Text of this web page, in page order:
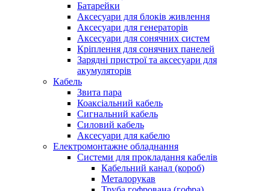
Батарейки
Аксесуари для блоків живлення
Аксесуари для генераторів
Аксесуари для сонячних систем
Кріплення для сонячних панелей
Зарядні пристрої та аксесуари для
акумуляторів
Кабель
Звита пара
Коаксіальний кабель
Сигнальний кабель
Силовий кабель
Аксесуари для кабелю
Електромонтажне обладнання
Системи для прокладання кабелів
Кабельний канал (короб)
Металорукав